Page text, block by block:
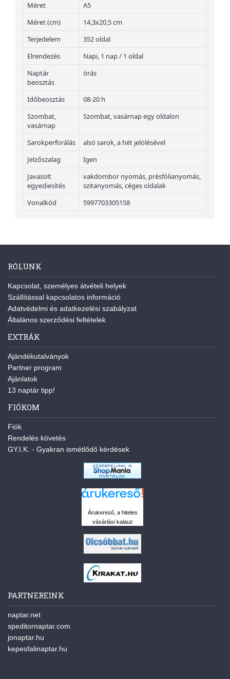
Méret
A5
Méret (cm)
14,3x20,5 cm
Terjedelem
352 oldal
Elrendezés
Napi, 1 nap / 1 oldal
Naptár
beosztás
órás
Időbeosztás
08-20 h
Szombat,
vasárnap
Szombat, vasárnap egy oldalon
Sarokperforálás
alsó sarok, a hét jelölésével
Jelzőszalag
Igen
Javasolt
egyediesítés
vakdombor nyomás, présfólianyomás,
szitanyomás, céges oldalak
Vonalkód
5997703305158
RÓLUNK
Kapcsolat, személyes átvételi helyek
Szállítással kapcsolatos információ
Adatvédelmi és adatkezelési szabályzat
Általános szerződési feltételek
EXTRÁK
Ajándékutalványok
Partner program
Ajánlatok
13 naptár tipp!
FIÓKOM
Fiók
Rendelés követés
GY.I.K. - Gyakran ismétlődő kérdések
Árukereső, a hiteles
vásárlási kalauz
PARTNEREINK
naptar.net
speditornaptar.com
jonaptar.hu
kepesfalinaptar.hu